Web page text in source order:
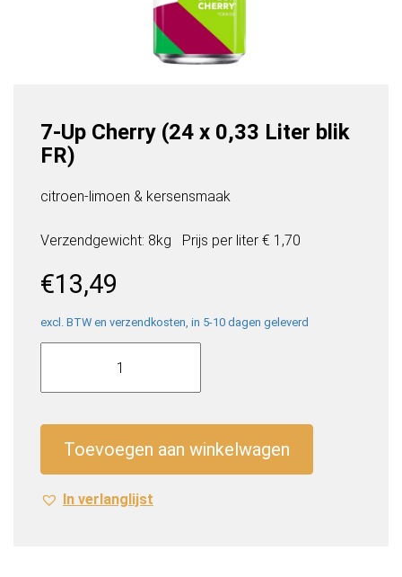
7-Up Cherry (24 x 0,33 Liter blik
FR)
citroen-limoen & kersensmaak
Verzendgewicht: 8kg Prijs per liter € 1,70
€13,49
excl. BTW en verzendkosten, in 5-10 dagen geleverd
7-
Cherry
Liter
blik
Toevoegen aan winkelwagen
In verlanglijst